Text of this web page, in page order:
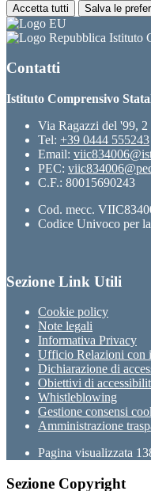
Accetta tutti Salva le
Istituto
Contatti
Istituto Comprensivo
Via Ragazzi del '99,
Tel: +39 0444 555243
Email:
PEC:
C.F.: 80015690243
Cod. mecc.
Codice Univoco per
Sezione Link Utili
Cookie policy
Note legali
Informativa Privacy
Ufficio Relazioni con
Dichiarazione di
Obiettivi di
Whistleblowing
Gestione consensi
Amministrazione
Pagina visualizzata
Sezione Copyright